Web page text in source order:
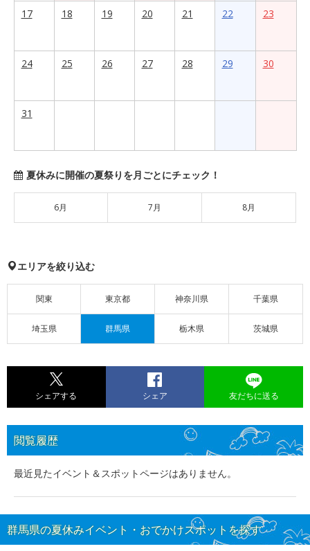
17
18 19 20 21 22 23
24 25 26 27 28 29 30
31
夏休みに開催の夏祭りを月ごとにチェック！
6月 7月 8月
エリアを絞り込む
関東 東京都 神奈川県 千葉県
埼玉県 群馬県 栃木県 茨城県
シェアする シェア 友だちに送る
閲覧履歴
最近見たイベント＆スポットページはありません。
群馬県の夏休みイベント・おでかけスポットを探す